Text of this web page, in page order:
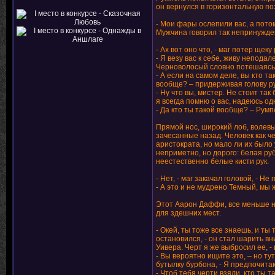
он вернулся в горизонтальную
- Мои фары ослепили вас, а
Мужчина говорил так
- Ах вот оно что, - маг потер
- Я везу вас к себе, живу
Черноволосый словно
- А если на самом деле, вы кто
вообще? – придерживая голову
- Ну что вы, мистер. Не стоит
я всегда помню о вас, надеюсь
- Да кто ты такой вообще? –
Прямой нос, широкий лоб,
зачесанные назад. Человек как
аристократа, но мало ли их
неприметно, но дорого: белая
неестественно белые кисти рук.
- Нет, - маг закачал головой, -
- А это и не мудрено Темный, мы
Этот Аарон Даффи, все меньше
для здешних мест.
- Окей, ты тоже все знаешь, и ты
остановился, - он стал шарить
Уивера. Черт я же выбросил ее,
- Вы вероятно ищите это, – но
бутылку бурбона, - Я
- Чтоб тебя черти взяли, кто ты